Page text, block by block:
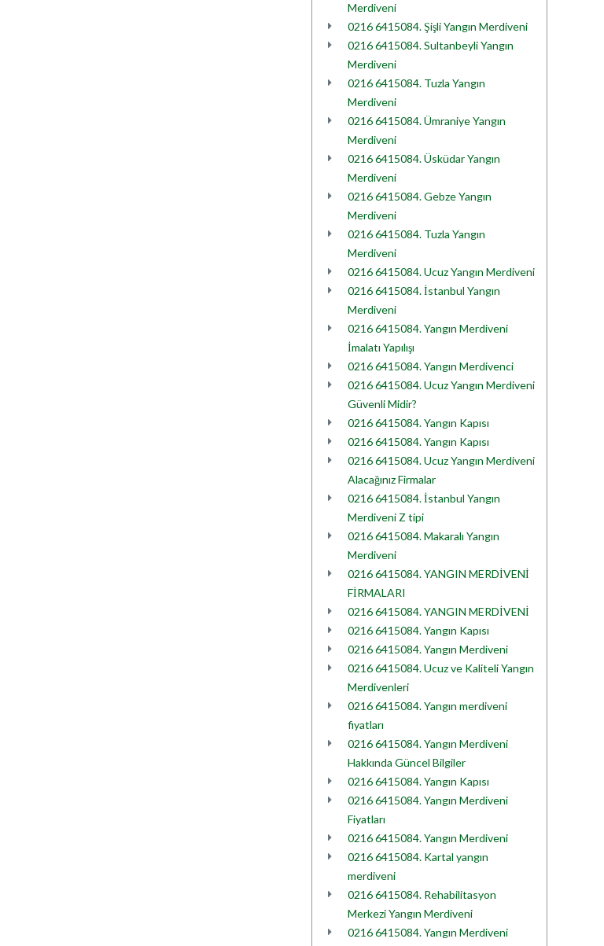
Merdiveni
0216 6415084. Şişli Yangın Merdiveni
0216 6415084. Sultanbeyli Yangın
Merdiveni
0216 6415084. Tuzla Yangın
Merdiveni
0216 6415084. Ümraniye Yangın
Merdiveni
0216 6415084. Üsküdar Yangın
Merdiveni
0216 6415084. Gebze Yangın
Merdiveni
0216 6415084. Tuzla Yangın
Merdiveni
0216 6415084. Ucuz Yangın Merdiveni
0216 6415084. İstanbul Yangın
Merdiveni
0216 6415084. Yangın Merdiveni
İmalatı Yapılışı
0216 6415084. Yangın Merdivenci
0216 6415084. Ucuz Yangın Merdiveni
Güvenli Midir?
0216 6415084. Yangın Kapısı
0216 6415084. Yangın Kapısı
0216 6415084. Ucuz Yangın Merdiveni
Alacağınız Firmalar
0216 6415084. İstanbul Yangın
Merdiveni Z tipi
0216 6415084. Makaralı Yangın
Merdiveni
0216 6415084. YANGIN MERDİVENİ
FİRMALARI
0216 6415084. YANGIN MERDİVENİ
0216 6415084. Yangın Kapısı
0216 6415084. Yangın Merdiveni
0216 6415084. Ucuz ve Kaliteli Yangın
Merdivenleri
0216 6415084. Yangın merdiveni
fiyatları
0216 6415084. Yangın Merdiveni
Hakkında Güncel Bilgiler
0216 6415084. Yangın Kapısı
0216 6415084. Yangın Merdiveni
Fiyatları
0216 6415084. Yangın Merdiveni
0216 6415084. Kartal yangın
merdiveni
0216 6415084. Rehabilitasyon
Merkezi Yangın Merdiveni
0216 6415084. Yangın Merdiveni